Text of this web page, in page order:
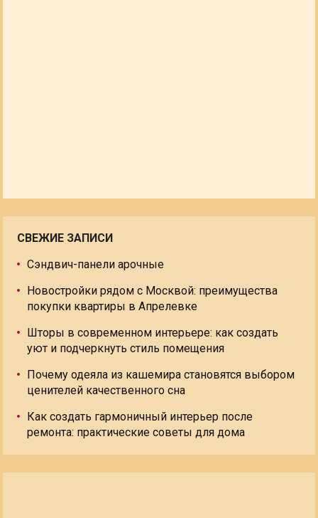
СВЕЖИЕ ЗАПИСИ
Сэндвич-панели арочные
Новостройки рядом с Москвой: преимущества
покупки квартиры в Апрелевке
Шторы в современном интерьере: как создать
уют и подчеркнуть стиль помещения
Почему одеяла из кашемира становятся выбором
ценителей качественного сна
Как создать гармоничный интерьер после
ремонта: практические советы для дома